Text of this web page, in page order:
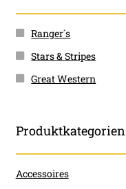
Ranger´s
Stars & Stripes
Great Western
Produktkategorien
Accessoires